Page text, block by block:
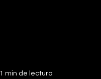
1 min de lectura